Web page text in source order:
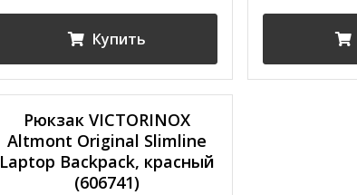
Купить
Рюкзак VICTORINOX
Altmont Original Slimline
Laptop Backpack, красный
(606741)